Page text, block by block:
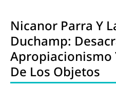
Nicanor Parra Y
Duchamp:
Apropiacionismo
De Los Objetos